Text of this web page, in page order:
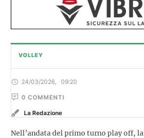
VOLLEY
24/03/2026 09:20
0 COMMENTI
La Redazione
Nell’andata del primo turno play off, la